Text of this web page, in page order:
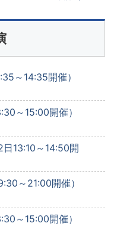
～14:35開催）
～15:00開催）
13:10～14:50開
～21:00開催）
～15:00開催）